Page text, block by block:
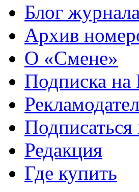
Блог журнала
Архив
О «Смене»
Подписка на
Редакция
Где купить